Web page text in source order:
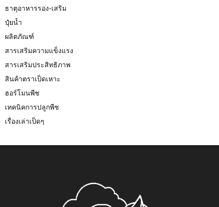
ธาตุอาหารรอง-เสริม
ปุ๋ยน้ำ
ผลิตภัณฑ์
สารเสริมความแข็งแรง
สารเสริมประสิทธิภาพ
สินค้าตราเป็ดเหาะ
ฮอร์โมนพืช
เทคนิคการปลูกพืช
เรื่องเล่าเป็ดๆ